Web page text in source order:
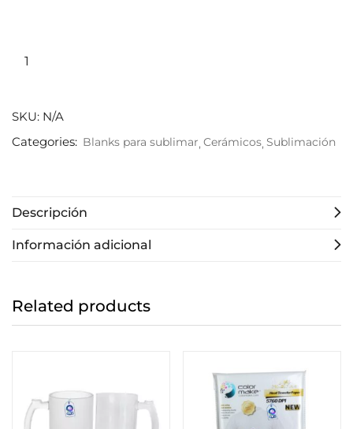
SKU: N/A
Categories: Blanks para sublimar Cerámicos Sublimación
Descripción
Información adicional
Related products